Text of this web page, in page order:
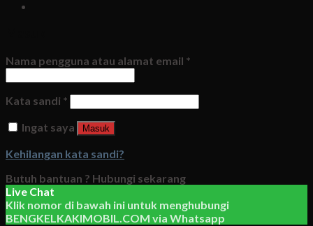
Nama pengguna atau alamat email *
Kata sandi *
Ingat saya
Masuk
Kehilangan kata sandi?
Butuh bantuan ? Hubungi sekarang
Live Chat
Klik nomor di bawah ini untuk menghubungi
BENGKELKAKIMOBIL.COM via Whatsapp